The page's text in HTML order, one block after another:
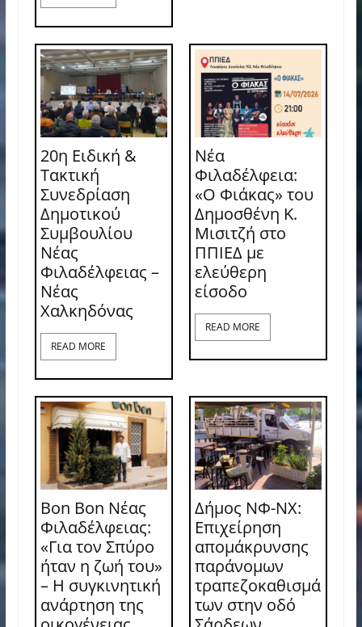
20η Ειδική &
Τακτική
Συνεδρίαση
Δημοτικού
Συμβουλίου
Νέας
Φιλαδέλφειας –
Νέας
Χαλκηδόνας
READ MORE
Νέα
Φιλαδέλφεια:
«Ο Φιάκας» του
Δημοσθένη Κ.
Μισιτζή στο
ΠΠΙΕΔ με
ελεύθερη
είσοδο
READ MORE
Bon Bon Νέας
Φιλαδέλφειας:
«Για τον Σπύρο
ήταν η ζωή του»
– Η συγκινητική
ανάρτηση της
Δήμος ΝΦ-ΝΧ:
Επιχείρηση
απομάκρυνσης
παράνομων
τραπεζοκαθισμά
των στην οδό